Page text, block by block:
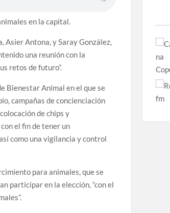
a hospitales de
en la capital.
Asier Antona, y Saray González,
una reunión con la
retos de futuro”.
Bienestar Animal en el que se
campañas de concienciación
de chips y
el fin de tener un
como una vigilancia y control
para animales, que se
participar en la elección, “con el